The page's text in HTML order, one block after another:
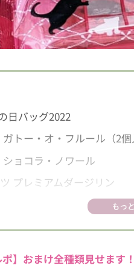
日バッグ2022
トー・オ・フルール（2個
ショコラ・ノワール
プレミアムダージリン
ュガーポット 陶器
もっ
】おまけ全種類見せます